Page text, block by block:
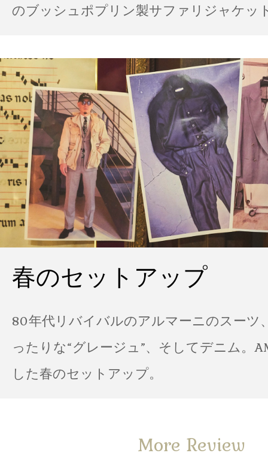
のブッシュポプリン製サファリジャケッ
春のセットアップ
80年代リバイバルのアルマーニのスーツ
ったりな“グレージュ”、そしてデニム。
した春のセットアップ。
More Review